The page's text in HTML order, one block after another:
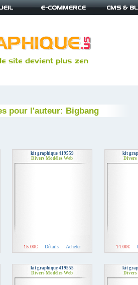
pour l'auteur: Bigbang
kit graphique 419559
Divers Modèles Web
15.00€ Détails Acheter
kit
Divers
14.00€
kit graphique 419555
Divers Modèles Web
kit
Divers